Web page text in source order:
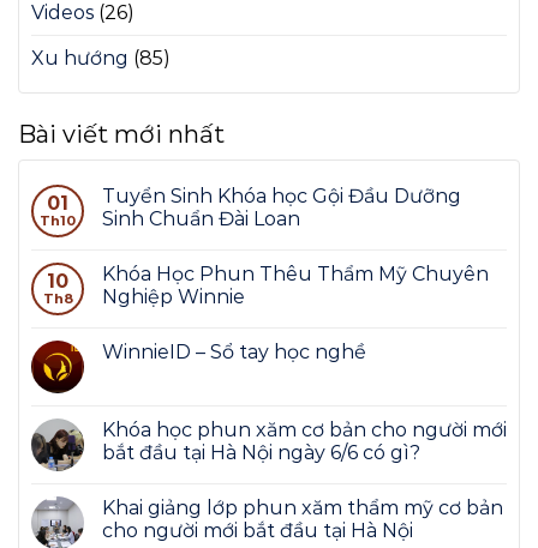
Videos (26)
Xu hướng (85)
Bài viết mới nhất
01
Th10
Tuyển Sinh Khóa học Gội Đầu Dưỡng
Sinh Chuẩn Đài Loan
10
Th8
Khóa Học Phun Thêu Thẩm Mỹ Chuyên
Nghiệp Winnie
WinnieID – Sổ tay học nghề
Khóa học phun xăm cơ bản cho người mới
bắt đầu tại Hà Nội ngày 6/6 có gì?
Khai giảng lớp phun xăm thẩm mỹ cơ bản
cho người mới bắt đầu tại Hà Nội